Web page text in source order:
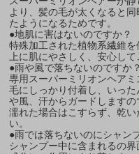
より、髪の毛が太くなると
たようになるためです。
●地肌に害はないのですか？
特殊加工された植物系繊維
上に肌にやさしく、安心して
●雨や風で落ちないのですか？
専用スーパーミリオンヘア
毛にしっかり付着し、いっ
や風、汗からガードします
濡れた場合はこすらず、乾
い。
●雨では落ちないのにシャン
シャンプー中に含まれるの